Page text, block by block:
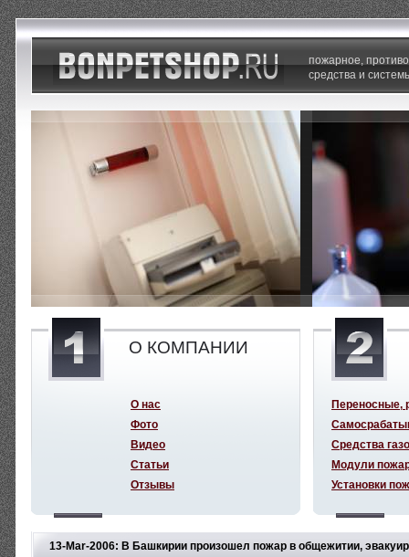
13-Mar-2006: В Башкирии произошел пожар в общежитии,
пожарное,
средства и
О КОМПАНИИ
О нас
Фото
Видео
Статьи
Отзывы
Переносные,
Средства
Модули
Установки